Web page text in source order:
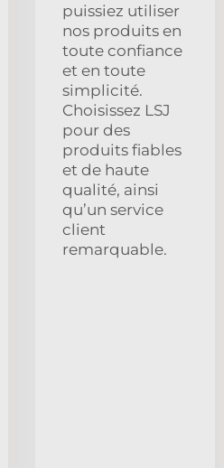
puissiez utiliser
nos produits en
toute confiance
et en toute
simplicité.
Choisissez LSJ
pour des
produits fiables
et de haute
qualité, ainsi
qu’un service
client
remarquable.